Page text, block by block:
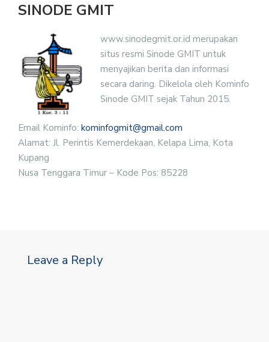
SINODE GMIT
www.sinodegmit.or.id merupakan
situs resmi Sinode GMIT untuk
menyajikan berita dan informasi
secara daring. Dikelola oleh Kominfo
Sinode GMIT sejak Tahun 2015.
Email Kominfo: kominfogmit@gmail.com
Alamat: Jl. Perintis Kemerdekaan, Kelapa Lima, Kota
Kupang
Nusa Tenggara Timur – Kode Pos: 85228
Leave a Reply